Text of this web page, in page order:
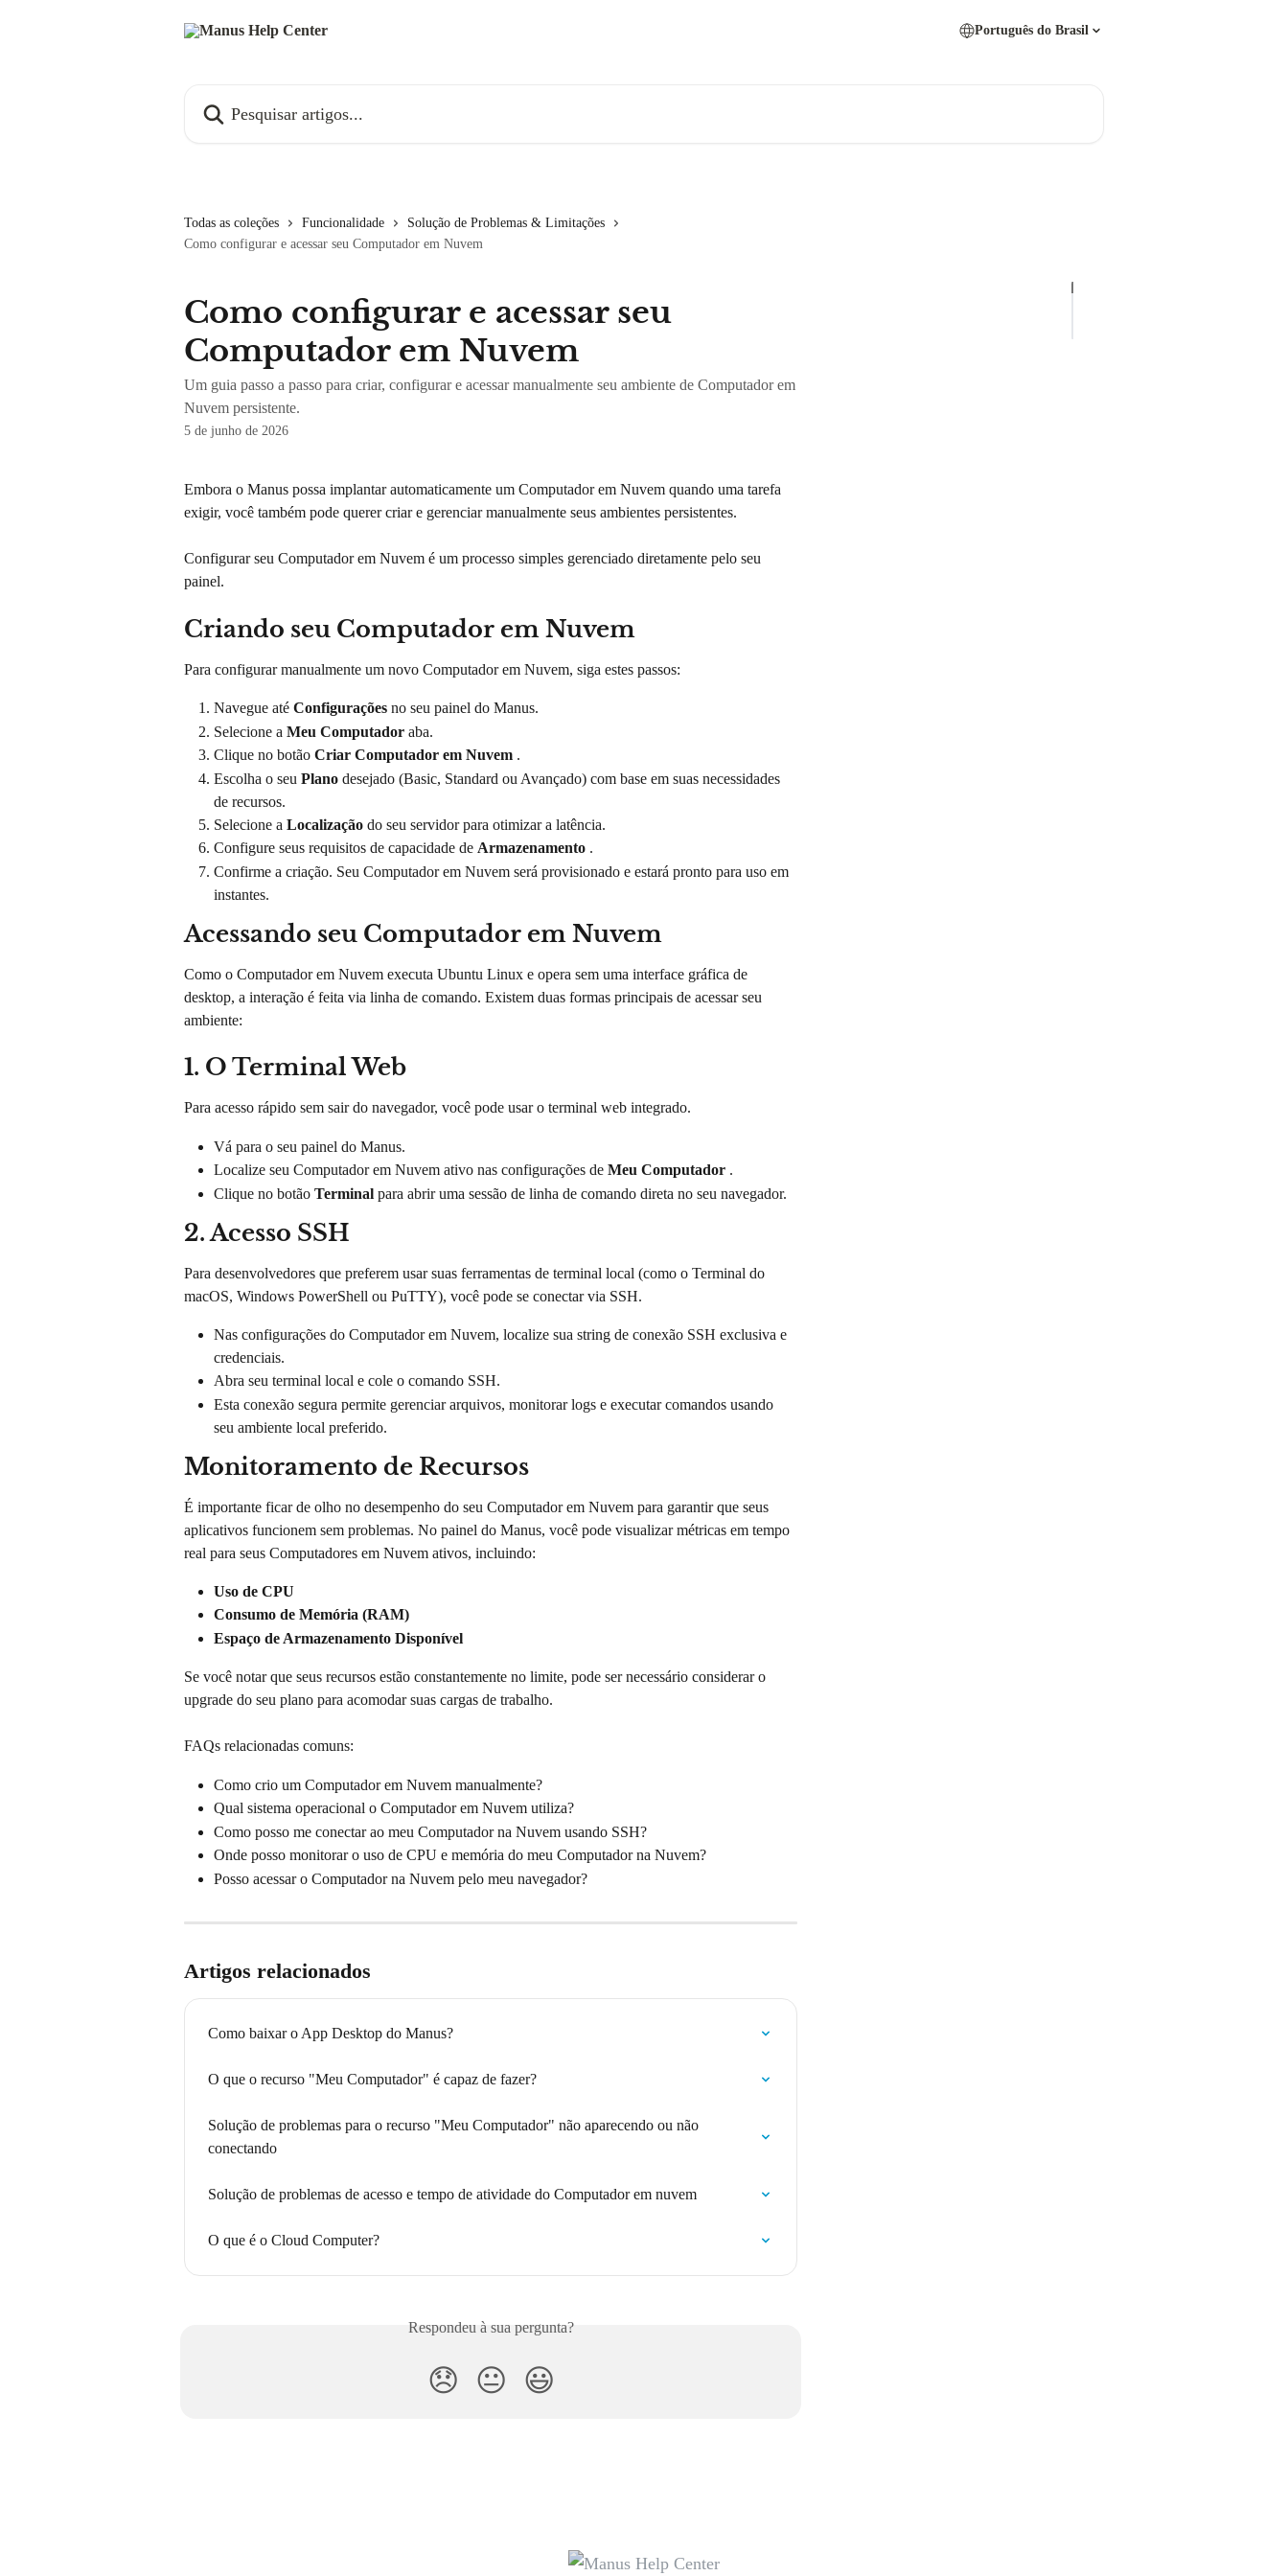
Português do Brasil
Todas as coleções Funcionalidade
Solução de Problemas & Limitações
Como configurar e acessar seu Computador em Nuvem
Como configurar e acessar seu
Computador em Nuvem
Um guia passo a passo para criar, configurar e acessar manualmente seu ambiente de Computador em
Nuvem persistente.
5 de junho de 2026
Embora o Manus possa implantar automaticamente um Computador em Nuvem quando uma tarefa
exigir, você também pode querer criar e gerenciar manualmente seus ambientes persistentes.
Configurar seu Computador em Nuvem é um processo simples gerenciado diretamente pelo seu
painel.
Criando seu Computador em Nuvem
Para configurar manualmente um novo Computador em Nuvem, siga estes passos:
Navegue até Configurações no seu painel do Manus.
Selecione a Meu Computador aba.
Clique no botão Criar Computador em Nuvem .
Escolha o seu Plano desejado (Basic, Standard ou Avançado) com base em suas necessidades
de recursos.
Selecione a Localização do seu servidor para otimizar a latência.
Configure seus requisitos de capacidade de Armazenamento .
Confirme a criação. Seu Computador em Nuvem será provisionado e estará pronto para uso em
instantes.
Acessando seu Computador em Nuvem
Como o Computador em Nuvem executa Ubuntu Linux e opera sem uma interface gráfica de
desktop, a interação é feita via linha de comando. Existem duas formas principais de acessar seu
ambiente:
1. O Terminal Web
Para acesso rápido sem sair do navegador, você pode usar o terminal web integrado.
Vá para o seu painel do Manus.
Localize seu Computador em Nuvem ativo nas configurações de Meu Computador .
Clique no botão Terminal para abrir uma sessão de linha de comando direta no seu navegador.
2. Acesso SSH
Para desenvolvedores que preferem usar suas ferramentas de terminal local (como o Terminal do
macOS, Windows PowerShell ou PuTTY), você pode se conectar via SSH.
Nas configurações do Computador em Nuvem, localize sua string de conexão SSH exclusiva e
credenciais.
Abra seu terminal local e cole o comando SSH.
Esta conexão segura permite gerenciar arquivos, monitorar logs e executar comandos usando
seu ambiente local preferido.
Monitoramento de Recursos
É importante ficar de olho no desempenho do seu Computador em Nuvem para garantir que seus
aplicativos funcionem sem problemas. No painel do Manus, você pode visualizar métricas em tempo
real para seus Computadores em Nuvem ativos, incluindo:
Uso de CPU
Consumo de Memória (RAM)
Espaço de Armazenamento Disponível
Se você notar que seus recursos estão constantemente no limite, pode ser necessário considerar o
upgrade do seu plano para acomodar suas cargas de trabalho.
FAQs relacionadas comuns:
Como crio um Computador em Nuvem manualmente?
Qual sistema operacional o Computador em Nuvem utiliza?
Como posso me conectar ao meu Computador na Nuvem usando SSH?
Onde posso monitorar o uso de CPU e memória do meu Computador na Nuvem?
Posso acessar o Computador na Nuvem pelo meu navegador?
Artigos relacionados
Como baixar o App Desktop do Manus?
O que o recurso "Meu Computador" é capaz de fazer?
Solução de problemas para o recurso "Meu Computador" não aparecendo ou não
conectando
Solução de problemas de acesso e tempo de atividade do Computador em nuvem
O que é o Cloud Computer?
Respondeu à sua pergunta?
😞 😐 😃